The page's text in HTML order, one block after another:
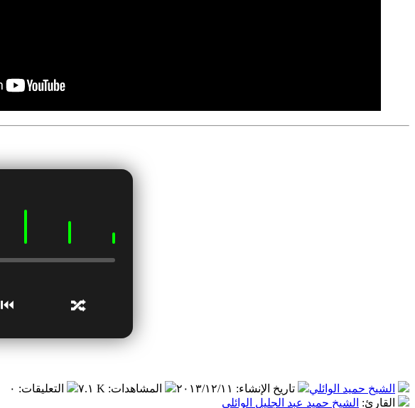
🔀
⏮
الشيخ حميد الوائلي تاريخ الإنشاء: ٢٠١٣/١٢/١١ المشاهدات: ٧.١ K التعليقات: ٠
القارئ: الشيخ حميد عبد الجليل الوائلي